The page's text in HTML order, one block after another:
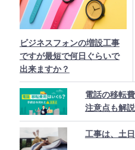
ビジネスフォンの増設工事
ですが最短で何日ぐらいで
出来ますか？
電話の移転
注意点も解
工事は、土